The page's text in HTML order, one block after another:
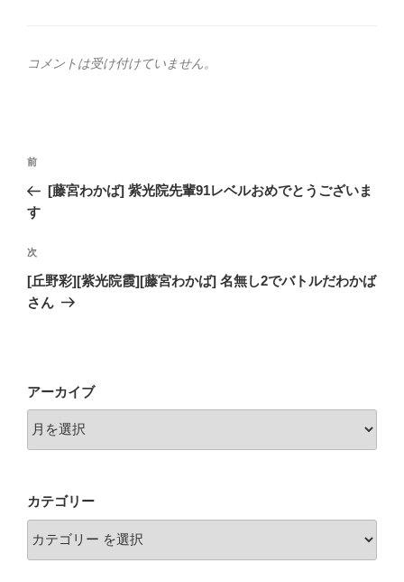
コメントは受け付けていません。
投
ナ
ゲ
ー
シ
前
の
投
前
[藤宮わかば] 紫光院先輩91レベルおめでとうございま
す
次
の
投
次
[丘野彩][紫光院霞][藤宮わかば] 名無し2でバトルだわかば
さん
アーカイブ
カテゴリー